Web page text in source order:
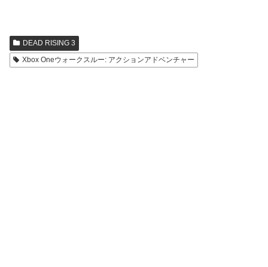
DEAD RISING 3
Xbox Oneウォークスルー: アクションアドベンチャー